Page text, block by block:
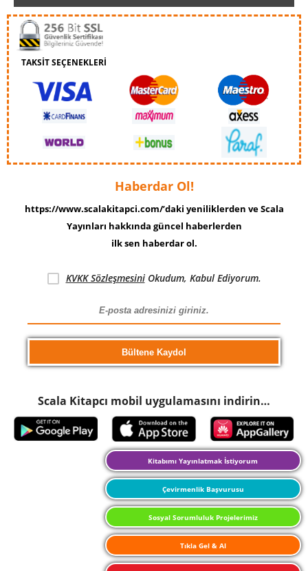
TAKSİT SEÇENEKLERİ
Haberdar Ol!
https://www.scalakitapci.com/’daki yeniliklerden ve Scala
Yayınları hakkında güncel haberlerden
ilk sen haberdar ol.
KVKK SözleşmesiniOkudum, Kabul Ediyorum.
Scala Kitapcı mobil uygulamasını indirin…
Kitabımı Yayınlatmak İstiyorum
Çevirmenlik Başvurusu
Sosyal Sorumluluk Projelerimiz
Tıkla Gel & Al